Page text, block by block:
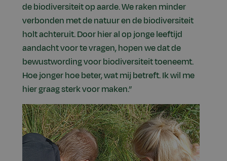
de biodiversiteit op aarde. We raken minder
verbonden met de natuur en de biodiversiteit
holt achteruit. Door hier al op jonge leeftijd
aandacht voor te vragen, hopen we dat de
bewustwording voor biodiversiteit toeneemt.
Hoe jonger hoe beter, wat mij betreft. Ik wil me
hier graag sterk voor maken.”